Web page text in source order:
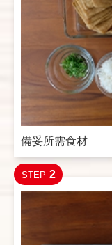
備妥所需食材
STEP 2